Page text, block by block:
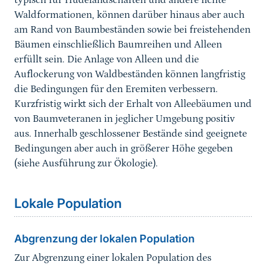
Waldformationen, können darüber hinaus aber auch
am Rand von Baumbeständen sowie bei freistehenden
Bäumen einschließlich Baumreihen und Alleen
erfüllt sein. Die Anlage von Alleen und die
Auflockerung von Waldbeständen können langfristig
die Bedingungen für den Eremiten verbessern.
Kurzfristig wirkt sich der Erhalt von Alleebäumen und
von Baumveteranen in jeglicher Umgebung positiv
aus. Innerhalb geschlossener Bestände sind geeignete
Bedingungen aber auch in größerer Höhe gegeben
(siehe Ausführung zur Ökologie).
Sprungmarke
Lokale Population
Abgrenzung der lokalen Population
Zur Abgrenzung einer lokalen Population des